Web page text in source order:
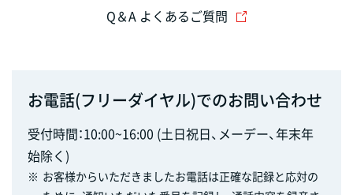
Q＆A よくあるご質問
お電話(フリーダイヤル)でのお問い合わせ
受付時間：10:00~16:00 (土日祝日、メーデー、年末年
始除く)
※ お客様からいただきましたお電話は正確な記録と応対の